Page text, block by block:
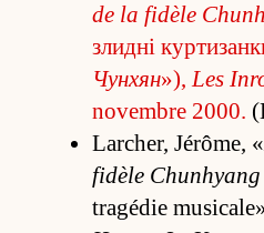
de la fidèle
злидні
Чунхян»),Les
novembre 2000.
Larcher, Jérôme, «
fidèle Chunhyang
tragédie